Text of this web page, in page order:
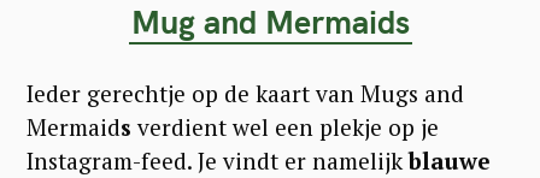
Mug and Mermaids
Ieder gerechtje op de kaart van Mugs and
Mermaids verdient wel een plekje op je
Instagram-feed. Je vindt er namelijkblauwe